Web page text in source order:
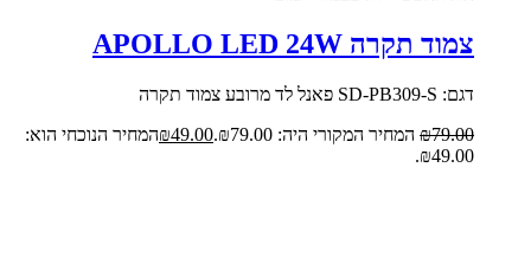
צמוד תקרה APOLLO LED 24W
דגם: SD-PB309-S פאנל לד מרובע צמוד תקרה
₪79.00 המחיר המקורי היה: ₪79.00. ₪49.00
המחיר הנוכחי הוא:
₪49.00.